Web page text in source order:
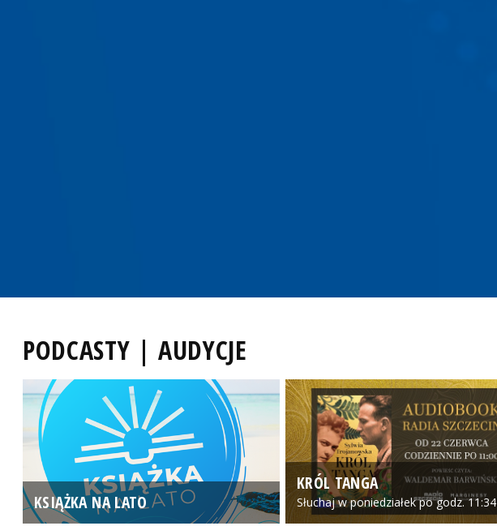
PODCASTY | AUDYCJE
KSIĄŻKA NA LATO
KRÓL TANGA
Słuchaj w poniedziałek po godz. 11:34